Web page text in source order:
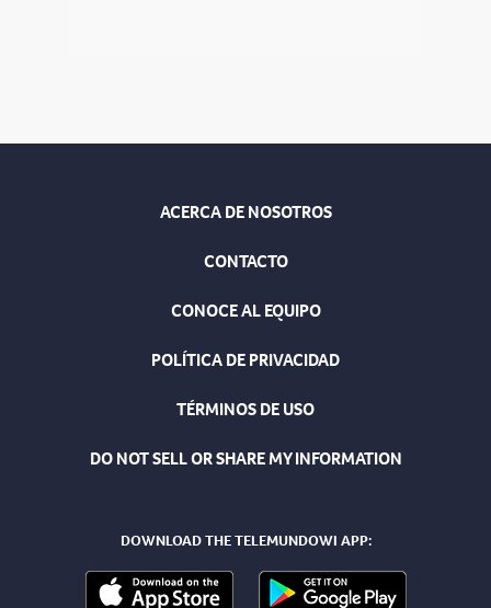
ACERCA DE NOSOTROS
CONTACTO
CONOCE AL EQUIPO
POLÍTICA DE PRIVACIDAD
TÉRMINOS DE USO
DO NOT SELL OR SHARE MY INFORMATION
DOWNLOAD THE TELEMUNDOWI APP: